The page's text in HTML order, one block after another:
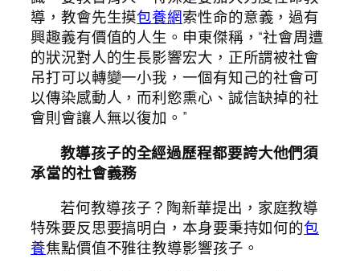
導，教會先生摸包養網索性命的意義，過有
興趣義有價值的人生。申東傑稱，“社會周遭
的狀況對人的生長影響宏大，正所謂被社會
吊打可以轉變一小我，一個有知己的社會可
以傳染感動人，而利慾熏心、誠信缺掉的社
會則會讓人無以復加。”
教導孩子的全經過歷程都要誇大他們須
承當的社會義務
若何教導孩子？陶新華提出，家庭教導
特殊要反思要搞明白，本身要秉持如何的包
養焦點價值不雅往教導影響孩子。